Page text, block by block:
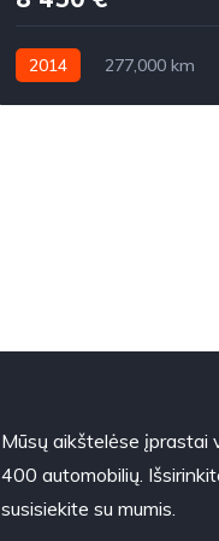
2014 277,000 km
Mūsų aikštelėse įprastai
400 automobilių.
susisiekite su mumis.